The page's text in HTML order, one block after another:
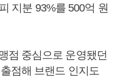
지분 93%를 500억 원
점 중심으로 운영됐던
점해 브랜드 인지도